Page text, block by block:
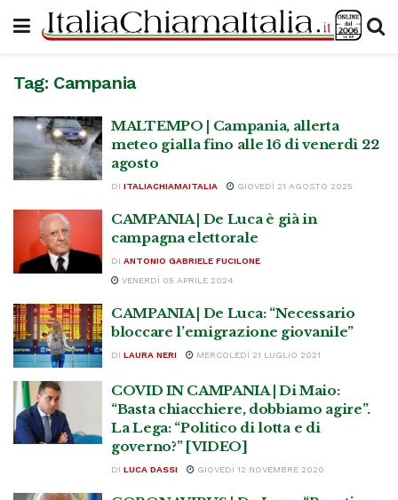
Tag: Campania
MALTEMPO | Campania, allerta
meteo gialla fino alle 16 di venerdì 22
agosto
DI ITALIACHIAMAITALIA GIOVEDÌ 21 AGOSTO 2025
CAMPANIA | De Luca è già in
campagna elettorale
DI ANTONIO GABRIELE FUCILONE
VENERDÌ 05 APRILE 2024
CAMPANIA | De Luca: “Necessario
bloccare l’emigrazione giovanile”
DI LAURA NERI MERCOLEDÌ 21 LUGLIO 2021
COVID IN CAMPANIA | Di Maio:
“Basta chiacchiere, dobbiamo agire”.
La Lega: “Politico di lotta e di
governo?” [VIDEO]
DI LUCA DASSI GIOVEDÌ 12 NOVEMBRE 2020